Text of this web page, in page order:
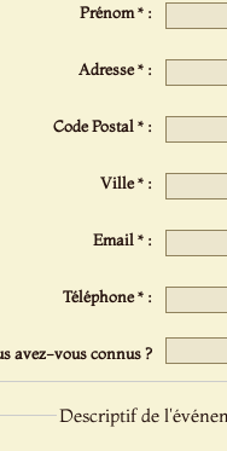
Prénom * :
Adresse * :
Code Postal * :
Ville * :
Email * :
Téléphone * :
avez-vous connus ?
Descriptif de